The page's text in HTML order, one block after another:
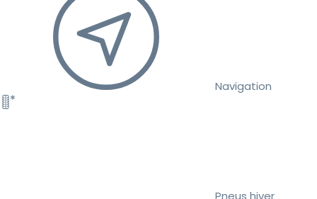
Navigation
Pneus hiver